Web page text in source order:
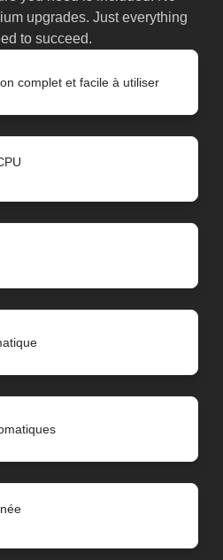
upgrades. Just everything
to succeed.
complet et facile à utiliser